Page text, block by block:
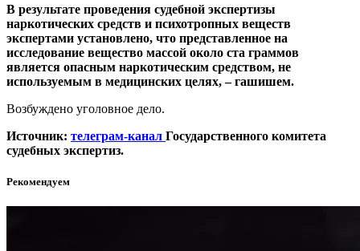
В результате проведения судебной экспертизы
наркотических средств и психотропных веществ
экспертами установлено, что представленное на
исследование вещество массой около ста граммов
является опасным наркотическим средством, не
используемым в медицинских целях, – гашишем.
Возбуждено уголовное дело.
Источник: телеграм-канал Государственного комитета
судебных экспертиз.
Рекомендуем